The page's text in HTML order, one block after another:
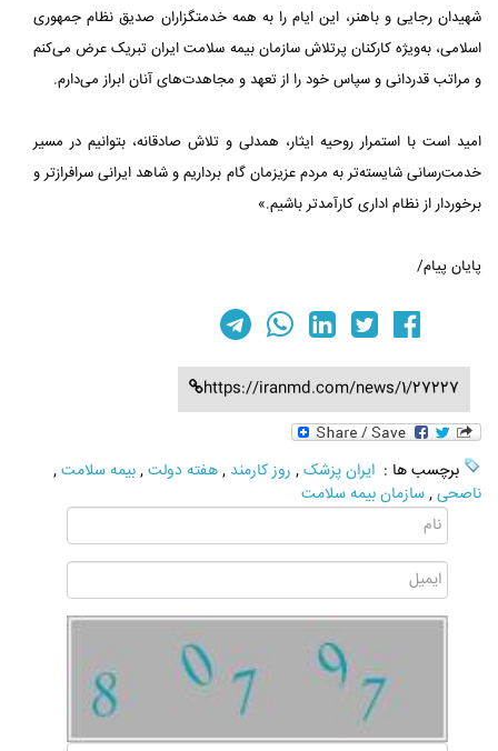
شهیدان رجایی و باهنر، این ایام را به همه خدمتگزاران صدیق نظام جمهوری
اسلامی، به‌ویژه کارکنان پرتلاش سازمان بیمه سلامت ایران تبریک عرض می‌کنم
و مراتب قدردانی و سپاس خود را از تعهد و مجاهدت‌های آنان ابراز می‌دارم.
امید است با استمرار روحیه ایثار، همدلی و تلاش صادقانه، بتوانیم در مسیر
خدمت‌رسانی شایسته‌تر به مردم عزیزمان گام برداریم و شاهد ایرانی سرافرازتر و
برخوردار از نظام اداری کارآمدتر باشیم.»
پایان پیام/
https://iranmd.com/news/1/27227
برچسب ها : ایران پزشک, روز کارمند ,هفته دولت,بیمه سلامت,
ناصحی,سازمان بیمه سلامت